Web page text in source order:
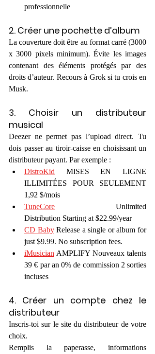
professionnelle
2. Créer une pochette d’album
La couverture doit être au format carré (3000
x 3000 pixels minimum). Évite les images
contenant des éléments protégés par des
droits d’auteur. Recours à Grok si tu crois en
Musk.
3. Choisir un distributeur
musical
Deezer ne permet pas l’upload direct. Tu
dois passer au tiroir-caisse en choisissant un
distributeur payant. Par exemple :
DistroKid MISES EN LIGNE
ILLIMITÉES POUR SEULEMENT
1,92 $/mois
TuneCore Unlimited
Distribution Starting at $22.99/year
CD Baby Release a single or album for
just $9.99. No subscription fees.
iMusician AMPLIFY Nouveaux talents
39 € par an 0% de commission 2 sorties
incluses
4. Créer un compte chez le
distributeur
Inscris-toi sur le site du distributeur de votre
choix.
Remplis la paperasse, informations